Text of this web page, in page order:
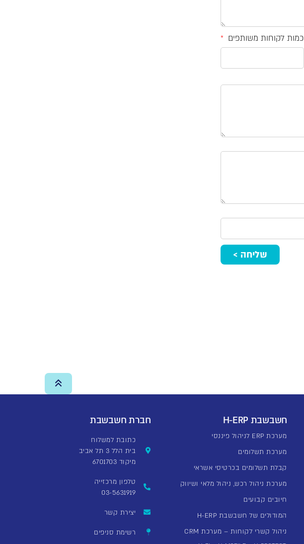
כמות לקוחות משותפים
שליחה >
חשבשבת H-ERP
מערכת ERP לניהול פיננסי
מערכת תשלומים
קבלת תשלומים בכרטיסי אשראי
מערכת ניהול רכש, ניהול מלאי ושיווק
חיובים קבועים
המודולים של חשבשבת H-ERP
ניהול קשרי לקוחות – מערכת CRM
חברת חשבשבת
כתובת למשלוח
בית הלל 3 תל אביב
מיקוד 6701703
טלפון מרכזייה
03-5631919
יצירת קשר
רשימת סניפים